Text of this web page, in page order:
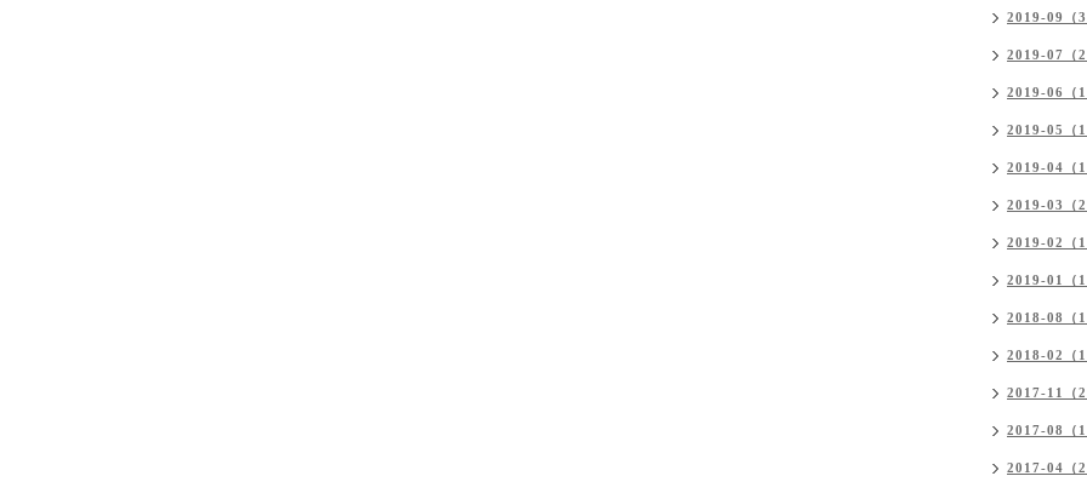
2019-09（3
2019-07（2
2019-06（1
2019-05（1
2019-04（1
2019-03（2
2019-02（1
2019-01（1
2018-08（1
2018-02（1
2017-11（2
2017-08（1
2017-04（2